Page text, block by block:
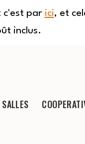
c'est par ici, et
inclus.